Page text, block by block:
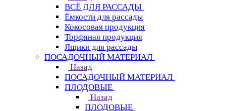
ВСЁ ДЛЯ РАССАДЫ
Ёмкости для рассады
Кокосовая продукция
Торфяная продукция
Ящики для рассады
ПОСАДОЧНЫЙ МАТЕРИАЛ
Назад
ПОСАДОЧНЫЙ МАТЕРИАЛ
ПЛОДОВЫЕ
Назад
ПЛОДОВЫЕ